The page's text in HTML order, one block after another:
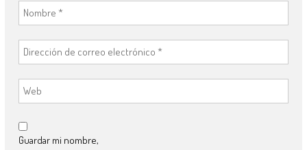
Guardar mi nombre,